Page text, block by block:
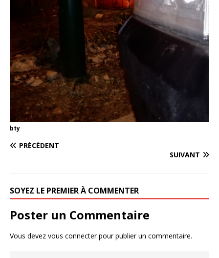
bty
PRÉCÉDENT
SUIVANT
SOYEZ LE PREMIER À COMMENTER
Poster un Commentaire
Vous devez vous connecterpour publier un commentaire.